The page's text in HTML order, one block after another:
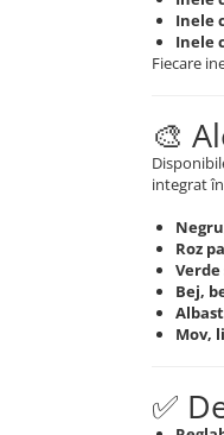
Inele
Inele
Fiecare
🎨
integrat
Negru
Roz
Bej,
Mov,
✅